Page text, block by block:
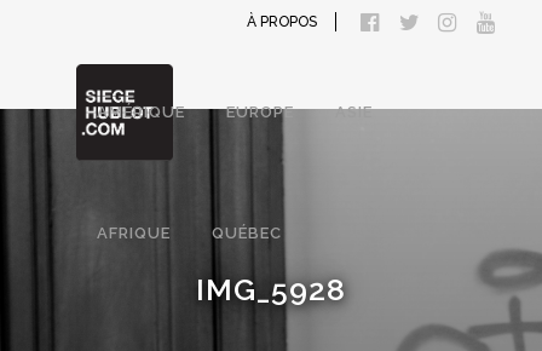
À PROPOS
AMÉRIQUE EUROPE ASIE
AFRIQUE QUÉBEC
IMG_5928